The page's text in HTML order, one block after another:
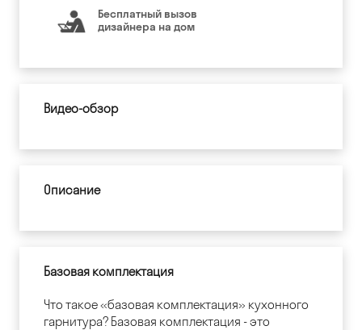
Бесплатный вызов
дизайнера на дом
Видео-обзор
Описание
Базовая комплектация
Что такое «базовая комплектация» кухонного
гарнитура? Базовая комплектация - это